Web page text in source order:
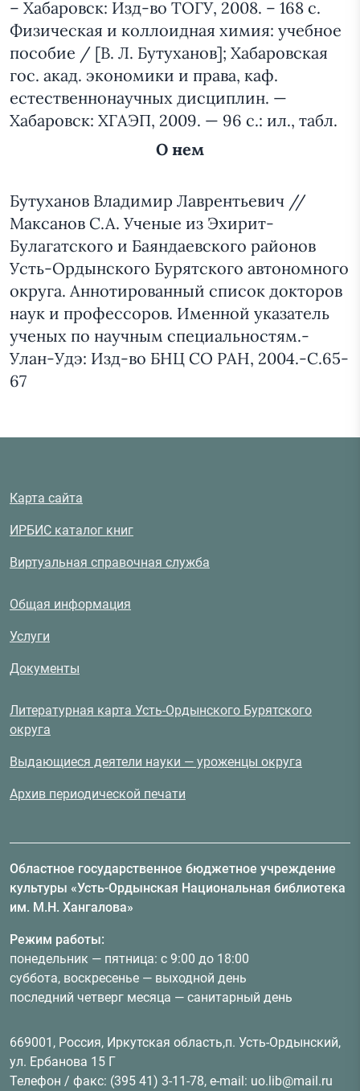
– Хабаровск: Изд-во ТОГУ, 2008. – 168 с.
Физическая и коллоидная химия: учебное
пособие / [В. Л. Бутуханов]; Хабаровская
гос. акад. экономики и права, каф.
естественнонаучных дисциплин. —
Хабаровск: ХГАЭП, 2009. — 96 с.: ил., табл.
О нем
Бутуханов Владимир Лаврентьевич //
Максанов С.А. Ученые из Эхирит-
Булагатского и Баяндаевского районов
Усть-Ордынского Бурятского автономного
округа. Аннотированный список докторов
наук и профессоров. Именной указатель
ученых по научным специальностям.-
Улан-Удэ: Изд-во БНЦ СО РАН, 2004.-С.65-
67
Карта сайта
ИРБИС каталог книг
Виртуальная справочная служба
Общая информация
Услуги
Документы
Литературная карта Усть-Ордынского Бурятского
округа
Выдающиеся деятели науки — уроженцы округа
Архив периодической печати
Областное государственное бюджетное учреждение
культуры «Усть-Ордынская Национальная библиотека
им. М.Н. Хангалова»
Режим работы:
понедельник — пятница: с 9:00 до 18:00
суббота, воскресенье — выходной день
последний четверг месяца — санитарный день
669001, Россия, Иркутская область,п. Усть-Ордынский,
ул. Ербанова 15 Г
Телефон / факс: (395 41) 3-11-78, e-mail: uo.lib@mail.ru